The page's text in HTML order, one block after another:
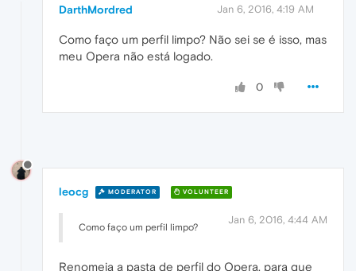
DarthMordred Jan 6, 2016, 4:19 AM
Como faço um perfil limpo? Não sei se é isso, mas
meu Opera não está logado.
0
leocg MODERATOR VOLUNTEER
Jan 6, 2016, 4:44 AM
Como faço um perfil limpo?
Renomeia a pasta de perfil do Opera, para que